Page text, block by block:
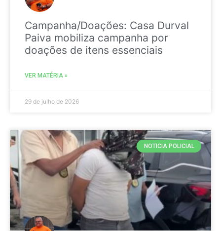
Campanha/Doações: Casa Durval
Paiva mobiliza campanha por
doações de itens essenciais
VER MATÉRIA »
29 de julho de 2026
NOTICIA POLICIAL